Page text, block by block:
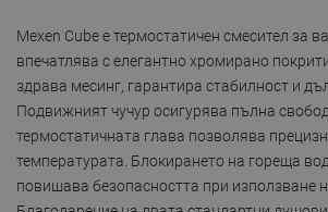
Mexen Cube е термостатичен смесител за
впечатлява с елегантно хромирано
здрава месинг, гарантира стабилност и
Подвижният чучур осигурява пълна
термостатичната глава позволява
температурата. Блокирането на гореща
повишава безопасността при използване